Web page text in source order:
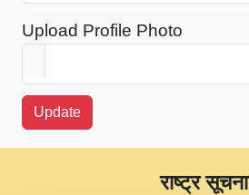
Upload Profile Photo
Update
राष्ट्र सूचना